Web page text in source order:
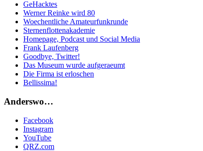
GeHacktes
Werner Reinke wird 80
Woechentliche Amateurfunkrunde
Sternenflottenakademie
Homepage, Podcast und Social Media
Frank Laufenberg
Goodbye, Twitter!
Das Museum wurde aufgeraeumt
Die Firma ist erloschen
Bellissima!
Anderswo…
Facebook
Instagram
YouTube
QRZ.com